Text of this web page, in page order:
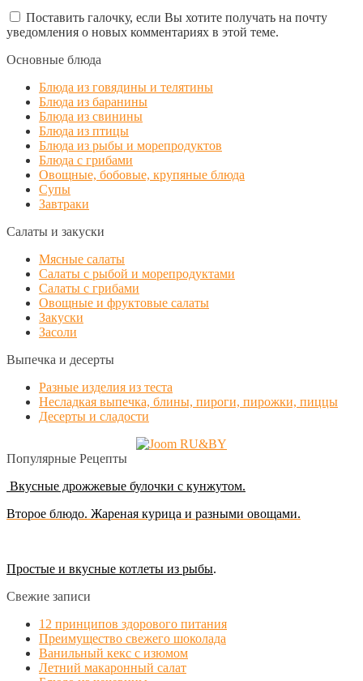
Поставить галочку, если Вы хотите получать на почту
уведомления о новых комментариях в этой теме.
Основные блюда
Блюда из говядины и телятины
Блюда из баранины
Блюда из свинины
Блюда из птицы
Блюда из рыбы и морепродуктов
Блюда с грибами
Овощные, бобовые, крупяные блюда
Супы
Завтраки
Салаты и закуски
Мясные салаты
Салаты с рыбой и морепродуктами
Салаты с грибами
Овощные и фруктовые салаты
Закуски
Засоли
Выпечка и десерты
Разные изделия из теста
Несладкая выпечка, блины, пироги, пирожки, пиццы
Десерты и сладости
Популярные Рецепты
Вкусные дрожжевые булочки с кунжутом.
Второе блюдо. Жареная курица и разными овощами.
Простые и вкусные котлеты из рыбы.
Свежие записи
12 принципов здорового питания
Преимущество свежего шоколада
Ванильный кекс с изюмом
Летний макаронный салат